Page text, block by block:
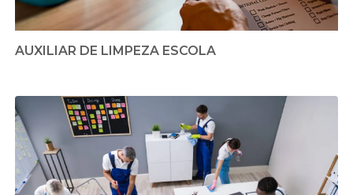
AUXILIAR DE LIMPEZA ESCOLA